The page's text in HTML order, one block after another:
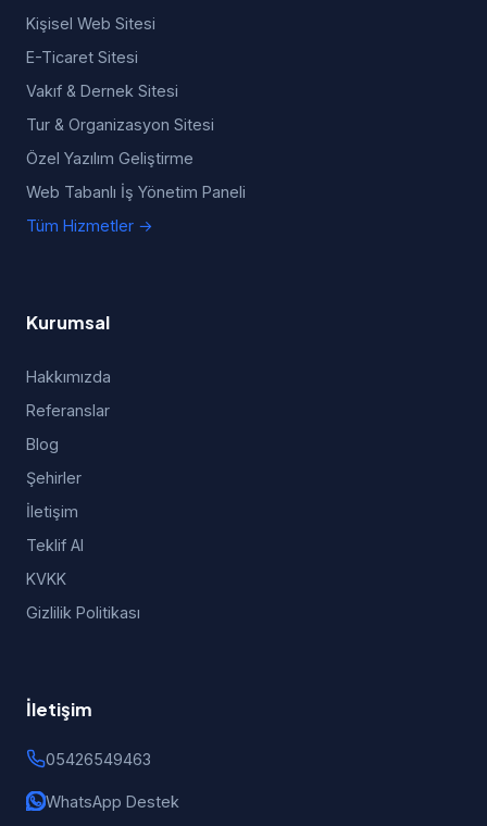
Kişisel Web Sitesi
E-Ticaret Sitesi
Vakıf & Dernek Sitesi
Tur & Organizasyon Sitesi
Özel Yazılım Geliştirme
Web Tabanlı İş Yönetim Paneli
Tüm Hizmetler →
Kurumsal
Hakkımızda
Referanslar
Blog
Şehirler
İletişim
Teklif Al
KVKK
Gizlilik Politikası
İletişim
05426549463
WhatsApp Destek